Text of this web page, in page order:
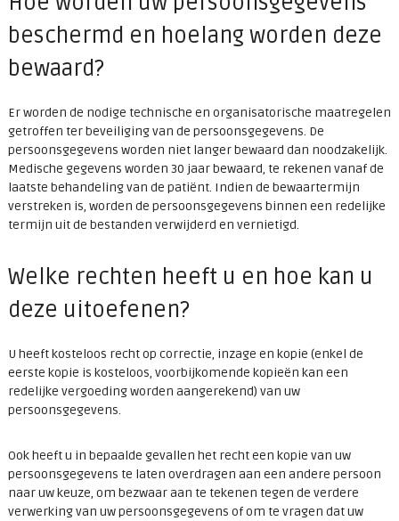
beschermd en hoelang worden deze
bewaard?
Er worden de nodige technische en organisatorische maatregelen
getroffen ter beveiliging van de persoonsgegevens. De
persoonsgegevens worden niet langer bewaard dan noodzakelijk.
Medische gegevens worden 30 jaar bewaard, te rekenen vanaf de
laatste behandeling van de patiënt. Indien de bewaartermijn
verstreken is, worden de persoonsgegevens binnen een redelijke
termijn uit de bestanden verwijderd en vernietigd.
Welke rechten heeft u en hoe kan u
deze uitoefenen?
U heeft kosteloos recht op correctie, inzage en kopie (enkel de
eerste kopie is kosteloos, voorbijkomende kopieën kan een
redelijke vergoeding worden aangerekend) van uw
persoonsgegevens.
Ook heeft u in bepaalde gevallen het recht een kopie van uw
persoonsgegevens te laten overdragen aan een andere persoon
naar uw keuze, om bezwaar aan te tekenen tegen de verdere
verwerking van uw persoonsgegevens of om te vragen dat uw